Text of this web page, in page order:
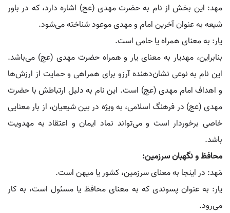
مهد: این بخش از نام به حضرت مهدی (عج) اشاره دارد، که در باور
شیعه به عنوان آخرین امام و مهدی موعود شناخته می‌شود.
یار: به معنای همراه یا حامی است.
بنابراین، مهدیار به معنای یار و همراه حضرت مهدی (عج) می‌باشد.
این نام به نوعی نشان‌دهنده آرزو برای همراهی و حمایت از ارزش‌ها
و اهداف امام مهدی (عج) است. این نام به دلیل ارتباطش با حضرت
مهدی (عج) در فرهنگ اسلامی، به ویژه در بین شیعیان، از بار معنایی
خاصی برخوردار است و می‌تواند نماد ایمان و اعتقاد به مهدویت
باشد.
محافظ و نگهبان سرزمین:
مَهد: در اینجا به معنای سرزمین، کشور یا میهن است.
یار: به عنوان پسوندی که به معنای محافظ یا مسئول است، به کار
می‌رود.